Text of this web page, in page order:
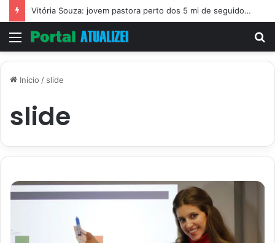
Vitória Souza: jovem pastora perto dos 5 mi de seguidores na web
Menu
Início / slide
slide